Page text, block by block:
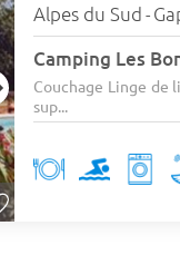
Alpes du Sud -
Camping Les
Couchage Linge de
sup...